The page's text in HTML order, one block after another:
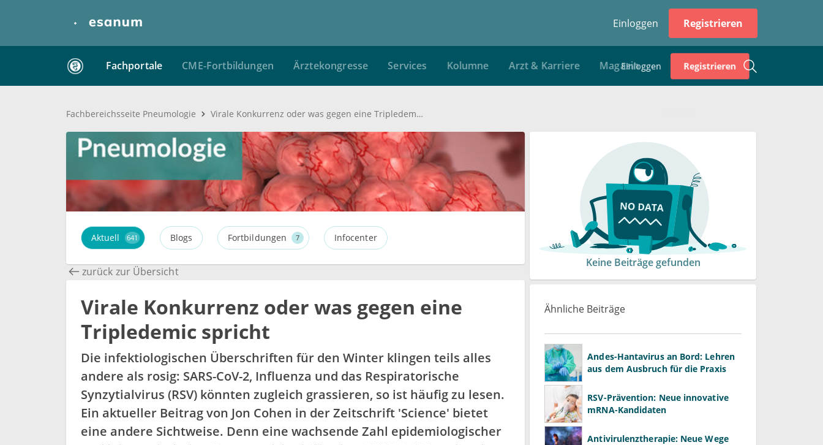
Einloggen Registrieren
Fachportale CME-Fortbildungen Ärztekongresse Services Kolumne Arzt & Karriere Magazin
Fachbereichsseite Pneumologie Virale Konkurrenz oder was gegen eine Tripledemic spricht
Aktuell 641 Blogs Fortbildungen 7 Infocenter
zurück zur Übersicht
Virale Konkurrenz oder was gegen eine
Tripledemic spricht
Die infektiologischen Überschriften für den Winter klingen teils alles
andere als rosig: SARS-CoV-2, Influenza und das Respiratorische
Synzytialvirus (RSV) könnten zugleich grassieren, so ist häufig zu lesen.
Ein aktueller Beitrag von Jon Cohen in der Zeitschrift 'Science' bietet
eine andere Sichtweise. Denn eine wachsende Zahl epidemiologischer
Keine Beiträge gefunden
Ähnliche Beiträge
Andes-Hantavirus an Bord: Lehren
aus dem Ausbruch für die Praxis
RSV-Prävention: Neue innovative
mRNA-Kandidaten
Antivirulenztherapie: Neue Wege